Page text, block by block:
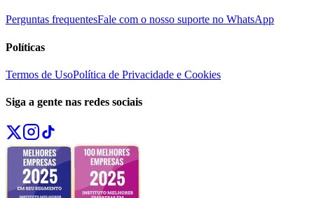
Perguntas frequentesFale com o nosso suporte no WhatsApp
Políticas
Termos de UsoPolítica de Privacidade e Cookies
Siga a gente nas redes sociais